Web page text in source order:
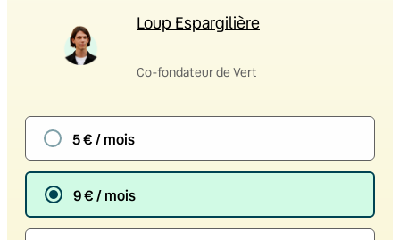
Loup Espargilière
Co-fondateur de Vert
5 € / mois
9 € / mois